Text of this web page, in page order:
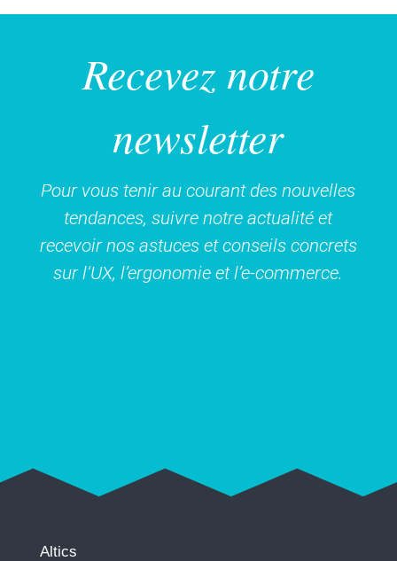
Recevez notre
newsletter
Pour vous tenir au courant des nouvelles
tendances, suivre notre actualité et
recevoir nos astuces et conseils concrets
sur l’UX, l’ergonomie et l’e-commerce.
Altics